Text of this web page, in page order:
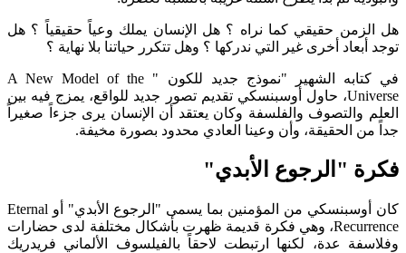
حقيقي كما نراه ؟ هل الإنسان يملك وعياً حقيقياً ؟ هل
أخرى غير التي ندركها ؟ وهل تتكرر حياتنا بلا نهاية ؟
في كتابه الشهير "نموذج جديد للكون " A New Model of the
Universe، حاول أوسبنسكي تقديم تصور جديد للواقع، يمزج فيه بين
والفلسفة وكان يعتقد أن الإنسان يرى جزءاً صغيراً
الحقيقة، وأن وعينا العادي محدود بصورة مخيفة.
"الرجوع الأبدي"
كان أوسبنسكي من المؤمنين بما يسمى "الرجوع الأبدي" أو Eternal
Recurrence، وهي فكرة قديمة ظهرت بأشكال مختلفة لدى حضارات
عدة، لكنها ارتبطت لاحقاً بالفيلسوف الألماني فريدريك